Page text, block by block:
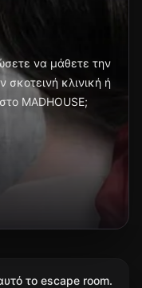
να μάθετε την
σκοτεινή κλινική ή
MADHOUSE;
το escape room.